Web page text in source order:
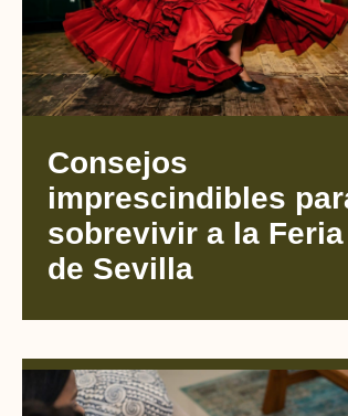
Consejos
imprescindibles
sobrevivir a la Feria
de Sevilla